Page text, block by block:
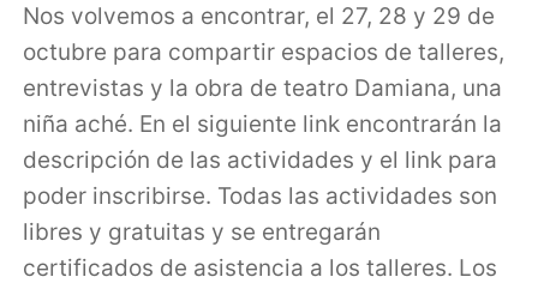
Nos volvemos a encontrar, el 27, 28 y 29 de
octubre para compartir espacios de talleres,
entrevistas y la obra de teatro Damiana, una
niña aché. En el siguiente link encontrarán la
descripción de las actividades y el link para
poder inscribirse. Todas las actividades son
libres y gratuitas y se entregarán
certificados de asistencia a los talleres. Los